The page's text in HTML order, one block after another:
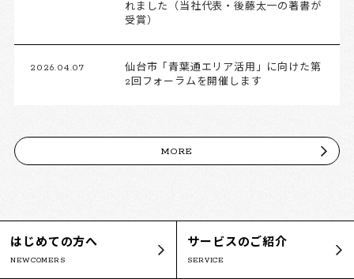
れました（当社代表・後藤太一の著書が
受賞）
2026.04.07
仙台市「青葉通エリア活用」に向けた第
2回フォーラムを開催します
MORE
はじめての方へ
NEWCOMERS
サービスのご紹介
SERVICE